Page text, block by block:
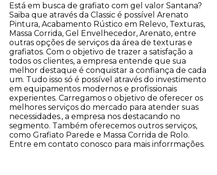
Está em busca de grafiato com gel valor Santana?
Saiba que através da Classic é possível Arenato
Pintura, Acabamento Rústico em Relevo, Texturas,
Massa Corrida, Gel Envelhecedor, Arenato, entre
outras opções de serviços da área de texturas e
grafiatos. Com o objetivo de trazer a satisfação a
todos os clientes, a empresa entende que sua
melhor destaque é conquistar a confiança de cada
um. Tudo isso só é possível através do investimento
em equipamentos modernos e profissionais
experientes. Carregamos o objetivo de oferecer os
melhores serviços do mercado para atender suas
necessidades., a empresa nos destacando no
segmento. Também oferecemos outros serviços,
como Grafiato Parede e Massa Corrida de Rolo.
Entre em contato conosco para mais inforrmações.